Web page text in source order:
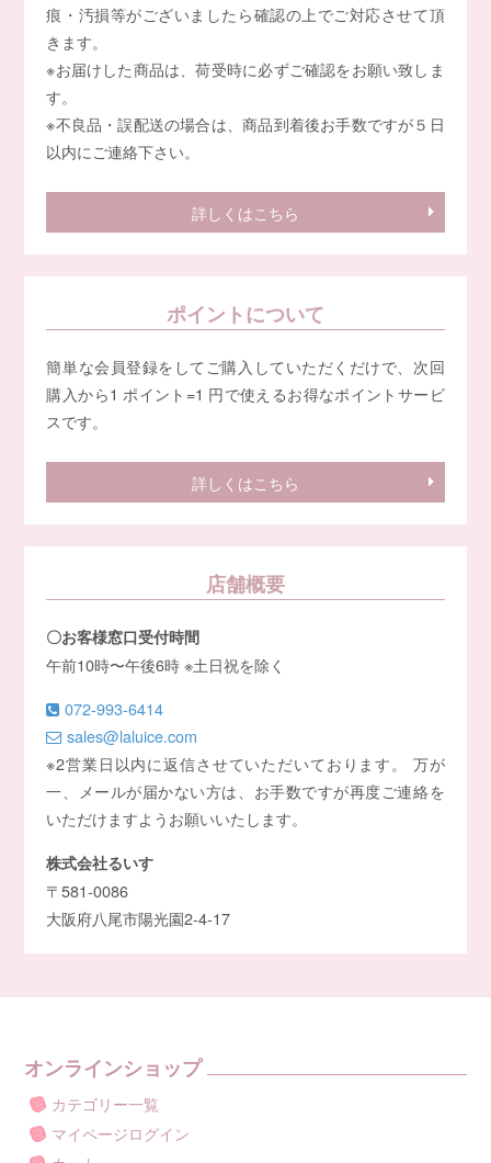
痕・汚損等がございましたら確認の上でご対応させて頂
きます。
※お届けした商品は、荷受時に必ずご確認をお願い致しま
す。
※不良品・誤配送の場合は、商品到着後お手数ですが５日
以内にご連絡下さい。
詳しくはこちら
ポイントについて
簡単な会員登録をしてご購入していただくだけで、次回
購入から1 ポイント=1 円で使えるお得なポイントサービ
スです。
詳しくはこちら
店舗概要
〇お客様窓口受付時間
午前10時〜午後6時 ※土日祝を除く
072-993-6414
sales@laluice.com
※2営業日以内に返信させていただいております。 万が
一、メールが届かない方は、お手数ですが再度ご連絡を
いただけますようお願いいたします。
株式会社るいす
〒581-0086
大阪府八尾市陽光園2-4-17
オンラインショップ
カテゴリー一覧
マイページログイン